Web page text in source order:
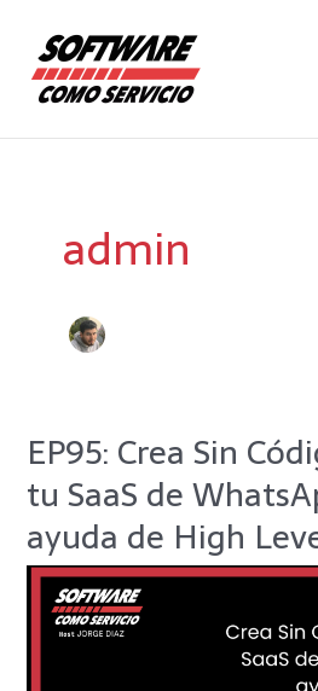
contenido
admin
EP95: Crea Sin
tu SaaS de
ayuda de High
EP95:
Crea
Sin
y
Vende
SaaS